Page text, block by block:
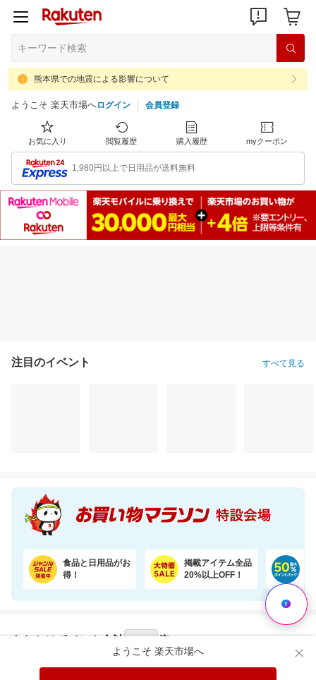
熊本県での地震による影響について
ようこそ 楽天市場へログイン 会員登録
お気に入り 閲覧履歴 購入履歴 myクーポン
1,980円以上で日用品が送料無料
ようこそ 楽天市場へ
注目のイベント すべて見る
食品と日用品がお
得！
掲載アイテム全品
20%以上OFF！
あなたはポイント 合計 倍